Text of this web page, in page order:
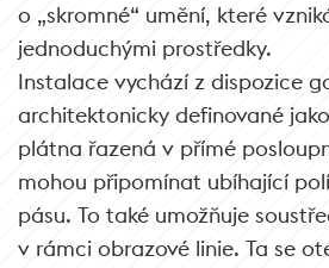
o „skromné“ umění, které
jednoduchými prostředky.
Instalace vychází z dispozice
architektonicky definované
plátna řazená v přímé
mohou připomínat ubíhající
pásu. To také umožňuje
v rámci obrazové linie. Ta se